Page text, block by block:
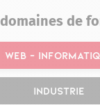
de
Web –
Industrie